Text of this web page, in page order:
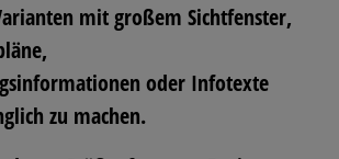
mit großem Sichtfenster,
oder Infotexte
zu machen.